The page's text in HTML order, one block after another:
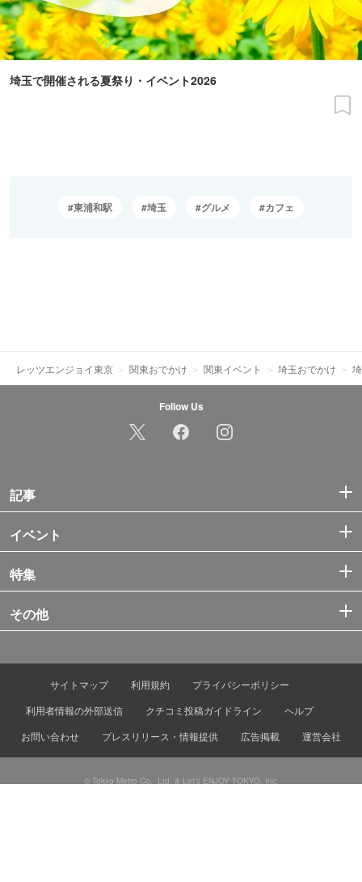
埼玉で開催される夏祭り・イベント2026
東浦和駅 埼玉 グルメ カフェ
レッツエンジョイ東京 関東おでかけ 関東イベント 埼玉おでかけ
Follow Us
記事
イベント
特集
その他
サイトマップ 利用規約
プライバシーポリシー
利用者情報の外部送信
クチコミ投稿ガイドライン
ヘルプ
お問い合わせ
プレスリリース・情報提供 広告掲載 運営会社
© Tokyo Metro Co., Ltd. & Let’s ENJOY TOKYO, Inc.